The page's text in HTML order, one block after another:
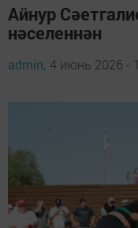
Айнур
нәселеннән
admin, 4 июнь 2026 -